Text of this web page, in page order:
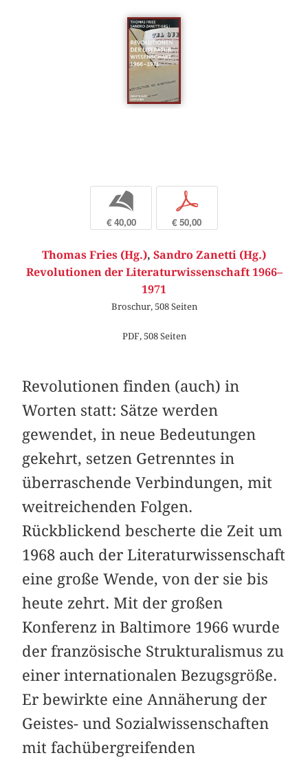
b
€ 40,00
p
€ 50,00
Thomas Fries (Hg.), Sandro Zanetti (Hg.)
Revolutionen der Literaturwissenschaft 1966–
1971
Broschur, 508 Seiten
PDF, 508 Seiten
Revolutionen finden (auch) in
Worten statt: Sätze werden
gewendet, in neue Bedeutungen
gekehrt, setzen Getrenntes in
überraschende Verbindungen, mit
weitreichenden Folgen.
Rückblickend bescherte die Zeit um
1968 auch der Literaturwissenschaft
eine große Wende, von der sie bis
heute zehrt. Mit der großen
Konferenz in Baltimore 1966 wurde
der französische Strukturalismus zu
einer internationalen Bezugsgröße.
Er bewirkte eine Annäherung der
Geistes- und Sozialwissenschaften
mit fachübergreifenden